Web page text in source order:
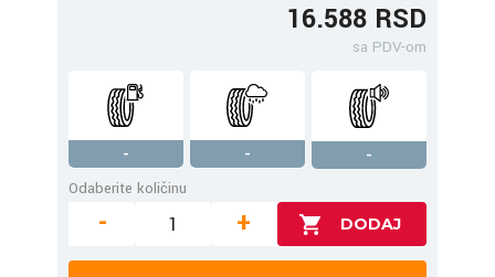
16.588 RSD
sa PDV-om
- -
-
Odaberite količinu
- +